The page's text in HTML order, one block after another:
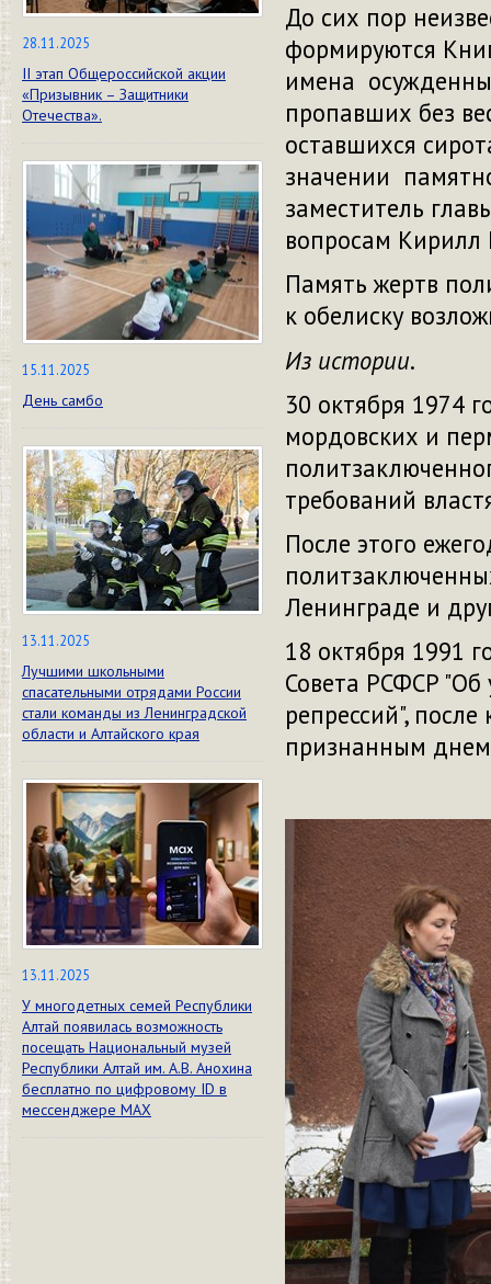
28.11.2025
II этап Общероссийской акции
«Призывник – Защитники
Отечества».
15.11.2025
День самбо
13.11.2025
Лучшими школьными
спасательными отрядами России
стали команды из Ленинградской
области и Алтайского края
13.11.2025
У многодетных семей Республики
Алтай появилась возможность
посещать Национальный музей
Республики Алтай им. А.В. Анохина
бесплатно по цифровому ID в
мессенджере МАХ
До сих пор
формируются
имена
пропавших без
оставшихся
значении
заместитель
вопросам Кирилл
Память жертв
к обелиску
Из истории.
30 октября 1974
мордовских и
требований
После этого
Ленинграде и
18 октября 1991
Совета РСФСР "Об
репрессий",
признанным